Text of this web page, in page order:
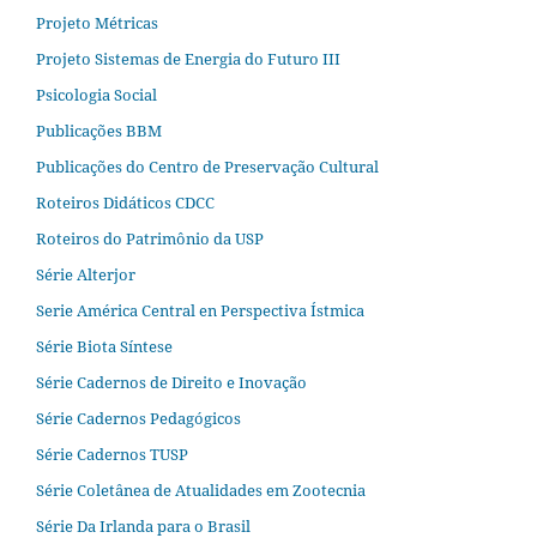
Projeto Métricas
Projeto Sistemas de Energia do Futuro III
Psicologia Social
Publicações BBM
Publicações do Centro de Preservação Cultural
Roteiros Didáticos CDCC
Roteiros do Patrimônio da USP
Série Alterjor
Serie América Central en Perspectiva Ístmica
Série Biota Síntese
Série Cadernos de Direito e Inovação
Série Cadernos Pedagógicos
Série Cadernos TUSP
Série Coletânea de Atualidades em Zootecnia
Série Da Irlanda para o Brasil